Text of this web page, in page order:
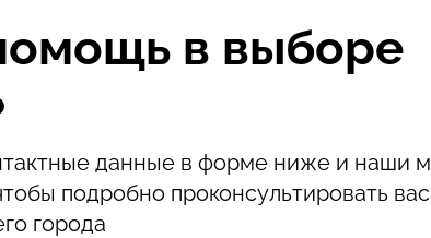
в выборе
данные в форме ниже и наши
подробно проконсультировать
города